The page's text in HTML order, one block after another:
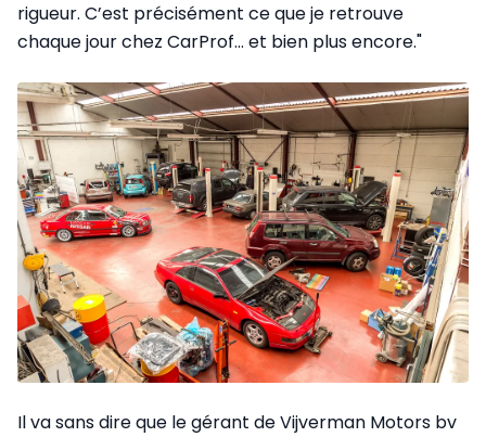
rigueur. C’est précisément ce que je retrouve
chaque jour chez CarProf… et bien plus encore."
Il va sans dire que le gérant de Vijverman Motors bv